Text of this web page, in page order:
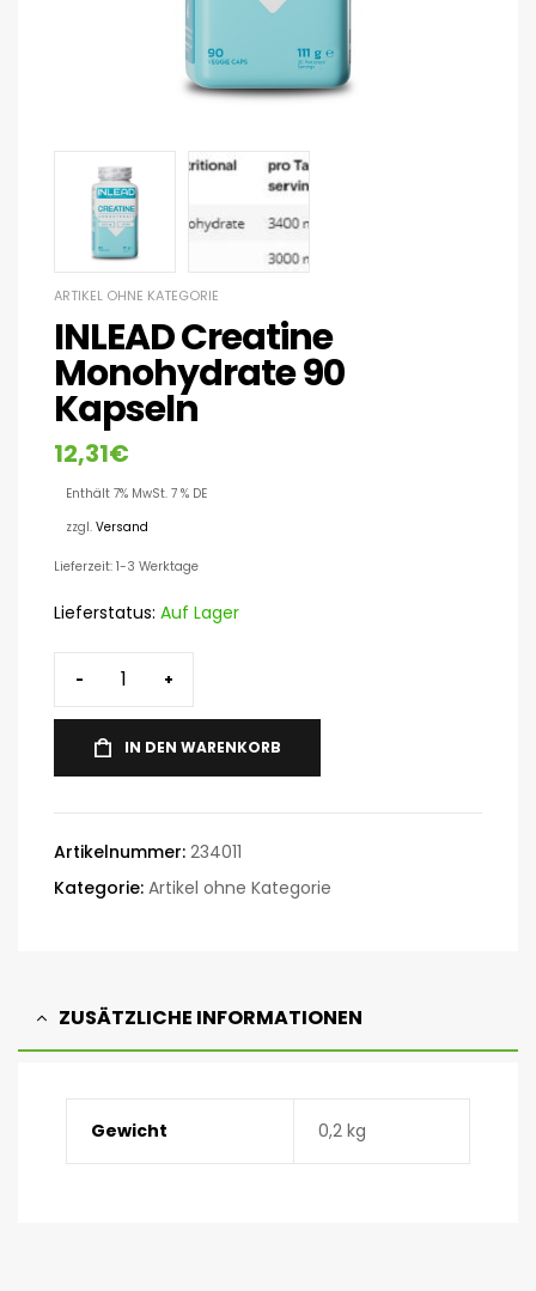
ARTIKEL OHNE KATEGORIE
INLEAD Creatine
Monohydrate 90
Kapseln
12,31€
Enthält 7% MwSt. 7 % DE
zzgl. Versand
Lieferzeit: 1-3 Werktage
Lieferstatus: Auf Lager
- +
IN DEN WARENKORB
Artikelnummer: 234011
Kategorie: Artikel ohne Kategorie
ZUSÄTZLICHE INFORMATIONEN
Gewicht 0,2 kg